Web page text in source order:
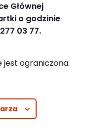
Głównej
o godzinie
03 77.
jest ograniczona.